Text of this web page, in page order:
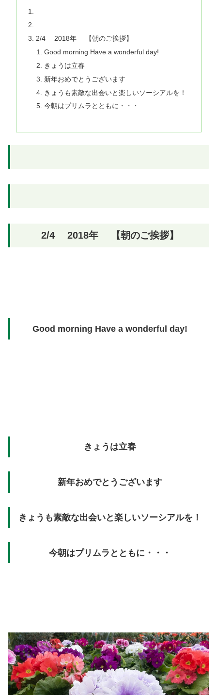
2/4 2018年 【朝のご挨拶】
Good morning Have a wonderful day!
きょうは立春
新年おめでとうございます
きょうも素敵な出会いと楽しいソーシアルを！
今朝はプリムラとともに・・・
2/4 2018年 【朝のご挨拶】
Good morning Have a wonderful day!
きょうは立春
新年おめでとうございます
きょうも素敵な出会いと楽しいソーシアルを！
今朝はプリムラとともに・・・